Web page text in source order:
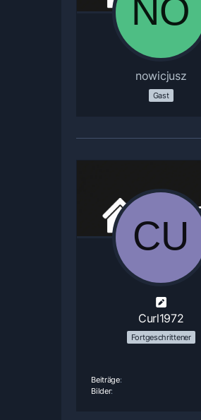
nowicjusz
Gast
Curl1972
Fortgeschrittener
Beiträge
Bilder